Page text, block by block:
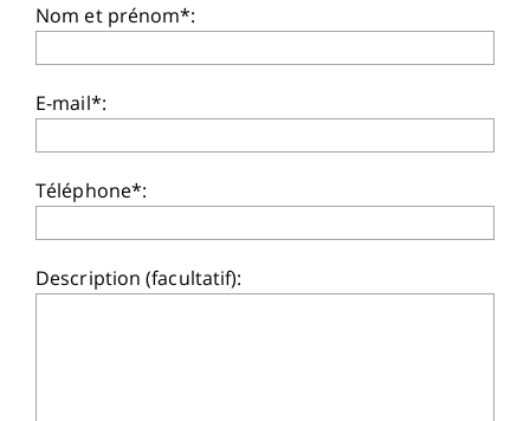
Nom et prénom*:
E-mail*:
Téléphone*:
Description (facultatif):